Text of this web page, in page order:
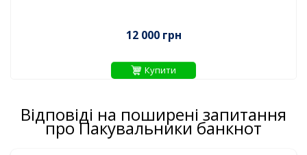
12 000 грн
Купити
Відповіді на поширені запитання
про Пакувальники банкнот